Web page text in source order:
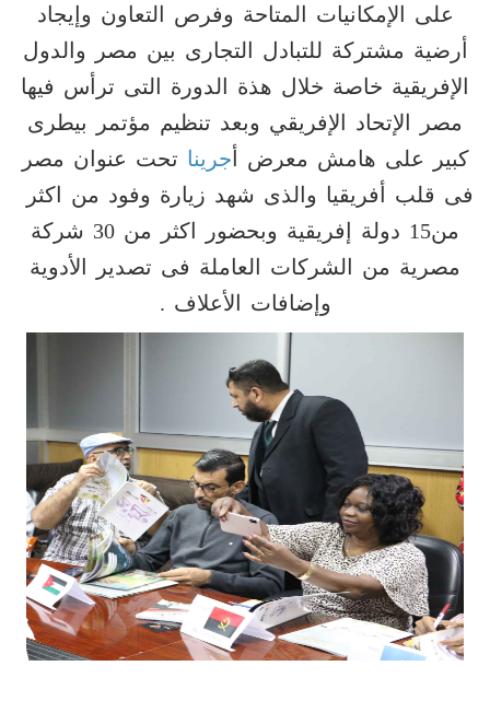
على الإمكانيات المتاحة وفرص التعاون وإيجاد
أرضية مشتركة للتبادل التجارى بين مصر والدول
الإفريقية خاصة خلال هذة الدورة التى ترأس فيها
مصر الإتحاد الإفريقي وبعد تنظيم مؤتمر بيطرى
كبير على هامش معرض أ جرينا تحت عنوان مصر
فى قلب أفريقيا والذى شهد زيارة وفود من اكثر
من15 دولة إفريقية وبحضور اكثر من 30 شركة
مصرية من الشركات العاملة فى تصدير الأدوية
وإضافات الأعلاف .